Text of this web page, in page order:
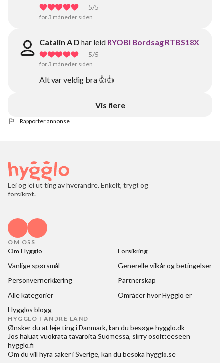
5/5
for 3 måneder siden
Catalin A D har leid RYOBI Bordsag RTBS18X
5/5
for 3 måneder siden
Alt var veldig bra 👍👍
Vis flere
Rapporter annonse
Lei og lei ut ting av hverandre. Enkelt, trygt og
forsikret.
OM OSS
Om Hygglo
Forsikring
Vanlige spørsmål
Generelle vilkår og betingelser
Personvernerklæring
Partnerskap
Alle kategorier
Områder hvor Hygglo er
Hygglos blogg
HYGGLO I ANDRE LAND
Ønsker du at leje ting i Danmark, kan du besøgehygglo.dk
Jos haluat vuokrata tavaroita Suomessa, siirry osoitteeseen
hygglo.fi
Om du vill hyra saker i Sverige, kan du besöka hygglo.se